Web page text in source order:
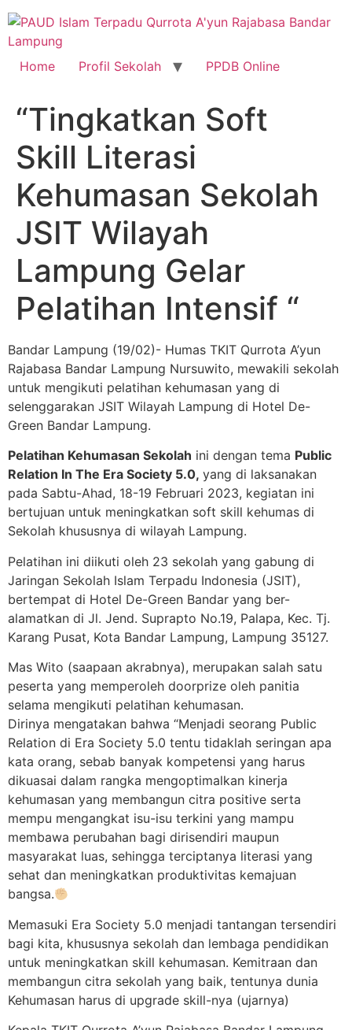
Skip
to
content
Home
Profil Sekolah PPDB Online
“Tingkatkan Soft
Skill Literasi
Kehumasan Sekolah
JSIT Wilayah
Lampung Gelar
Pelatihan Intensif “
Bandar Lampung (19/02)- Humas TKIT Qurrota A’yun
Rajabasa Bandar Lampung Nursuwito, mewakili sekolah
untuk mengikuti pelatihan kehumasan yang di
selenggarakan JSIT Wilayah Lampung di Hotel De-
Green Bandar Lampung.
Pelatihan Kehumasan Sekolah ini dengan tema Public
Relation In The Era Society 5.0, yang di laksanakan
pada Sabtu-Ahad, 18-19 Februari 2023, kegiatan ini
bertujuan untuk meningkatkan soft skill kehumas di
Sekolah khususnya di wilayah Lampung.
Pelatihan ini diikuti oleh 23 sekolah yang gabung di
Jaringan Sekolah Islam Terpadu Indonesia (JSIT),
bertempat di Hotel De-Green Bandar yang ber-
alamatkan di Jl. Jend. Suprapto No.19, Palapa, Kec. Tj.
Karang Pusat, Kota Bandar Lampung, Lampung 35127.
Mas Wito (saapaan akrabnya), merupakan salah satu
peserta yang memperoleh doorprize oleh panitia
selama mengikuti pelatihan kehumasan.
Dirinya mengatakan bahwa “Menjadi seorang Public
Relation di Era Society 5.0 tentu tidaklah seringan apa
kata orang, sebab banyak kompetensi yang harus
dikuasai dalam rangka mengoptimalkan kinerja
kehumasan yang membangun citra positive serta
mempu mengangkat isu-isu terkini yang mampu
membawa perubahan bagi dirisendiri maupun
masyarakat luas, sehingga terciptanya literasi yang
sehat dan meningkatkan produktivitas kemajuan
bangsa.
Memasuki Era Society 5.0 menjadi tantangan tersendiri
bagi kita, khususnya sekolah dan lembaga pendidikan
untuk meningkatkan skill kehumasan. Kemitraan dan
membangun citra sekolah yang baik, tentunya dunia
Kehumasan harus di upgrade skill-nya (ujarnya)